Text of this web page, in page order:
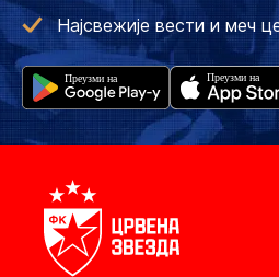
Најсвежије вести и меч